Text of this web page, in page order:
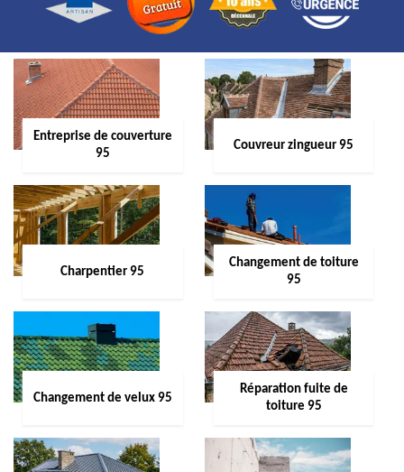
Entreprise de couverture
95
Couvreur zingueur 95
Charpentier 95
Changement de toiture
95
Changement de velux 95
Réparation fuite de
toiture 95